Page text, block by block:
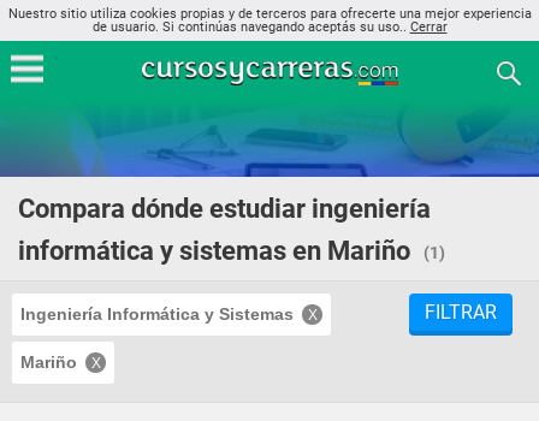
Nuestro sitio utiliza cookies propias y de terceros para ofrecerte una mejor experiencia
de usuario. Si continúas navegando aceptás su uso.. Cerrar
Compara dónde estudiar ingeniería
informática y sistemas en Mariño
(1)
Ingeniería Informática y Sistemas
Mariño
FILTRAR